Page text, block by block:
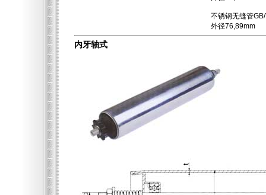
不锈钢无缝管
外径76,89mm
内牙轴式